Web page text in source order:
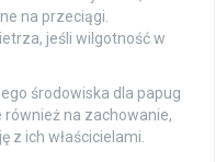
na przeciągi.
jeśli wilgotność w
środowiska dla papug
również na zachowanie,
z ich właścicielami.